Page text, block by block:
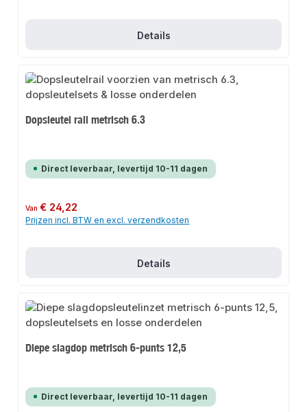
Details
Dopsleutel rail metrisch 6.3
Direct leverbaar, levertijd 10-11 dagen
Normale prijs:
Van€ 24,22
Prijzen incl. BTW en excl. verzendkosten
Details
Diepe slagdop metrisch 6-punts 12,5
Direct leverbaar, levertijd 10-11 dagen